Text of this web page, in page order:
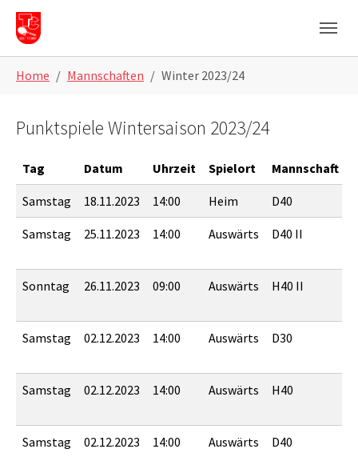
Skip to main navigation
Skip to main content
Skip to page footer
Home Mannschaften Winter 2023/24
Punktspiele Wintersaison 2023/24
Tag Datum Uhrzeit Spielort Mannschaft
Samstag 18.11.2023 14:00 Heim D40
Samstag 25.11.2023 14:00 Auswärts D40 II
Sonntag 26.11.2023 09:00 Auswärts H40 II
Samstag 02.12.2023 14:00 Auswärts D30
Samstag 02.12.2023 14:00 Auswärts H40
Samstag 02.12.2023 14:00 Auswärts D40